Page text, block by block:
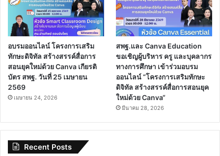
อบรมออนไลน์ โครงการเสริม
ทักษะดิจิทัล สร้างสรรค์สื่อการ
สอนยุคใหม่ด้วย Canva เกียรติ
บัตร สพฐ. วันที่ 25 เมษายน
2569
เมษายน 24, 2026
สพฐ.และ Canva Education
ขอเชิญผู้บริหาร ครู และบุคลากร
ทางการศึกษา เข้าร่วมอบรม
ออนไลน์ “โครงการเสริมทักษะ
ดิจิทัล สร้างสรรค์สื่อการสอนยุค
ใหม่ด้วย Canva“
มีนาคม 28, 2026
Recent Posts